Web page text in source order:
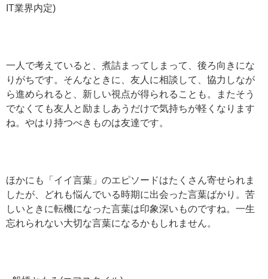
IT業界内定)
一人で考えていると、煮詰まってしまって、後ろ向きにな
りがちです。そんなときに、友人に相談して、協力しなが
ら進められると、新しい視点が得られることも。またそう
でなくても友人と励ましあうだけで気持ちが軽くなります
ね。やはり持つべきものは友達です。
ほかにも「イイ言葉」のエピソードはたくさん寄せられま
したが、どれも悩んでいる時期に出会った言葉ばかり。苦
しいときに転機になった言葉は印象深いものですね。一生
忘れられない大切な言葉になるかもしれません。